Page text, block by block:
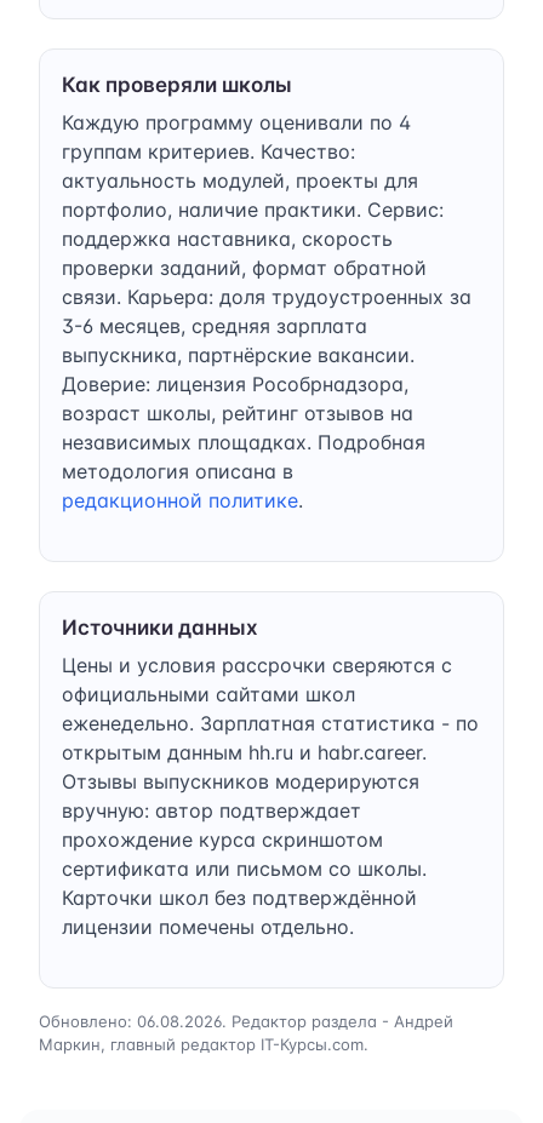
Как проверяли школы
Каждую программу оценивали по 4
группам критериев. Качество:
актуальность модулей, проекты для
портфолио, наличие практики. Сервис:
поддержка наставника, скорость
проверки заданий, формат обратной
связи. Карьера: доля трудоустроенных за
3-6 месяцев, средняя зарплата
выпускника, партнёрские вакансии.
Доверие: лицензия Рособрнадзора,
возраст школы, рейтинг отзывов на
независимых площадках. Подробная
методология описана в
редакционной политике.
Источники данных
Цены и условия рассрочки сверяются с
официальными сайтами школ
еженедельно. Зарплатная статистика - по
открытым данным hh.ru и habr.career.
Отзывы выпускников модерируются
вручную: автор подтверждает
прохождение курса скриншотом
сертификата или письмом со школы.
Карточки школ без подтверждённой
лицензии помечены отдельно.
Обновлено: 06.08.2026. Редактор раздела - Андрей
Маркин, главный редактор IT-Курсы.com.